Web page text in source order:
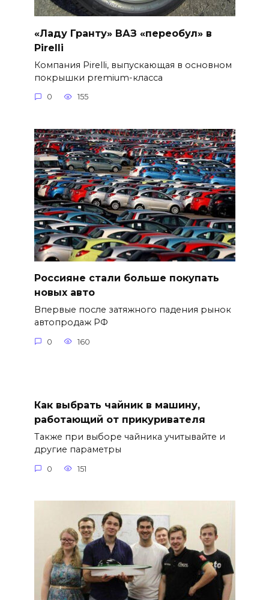
«Ладу Гранту» ВАЗ «переобул» в
Pirelli
Компания Pirelli, выпускающая в основном
покрышки premium-класса
0 155
Россияне стали больше покупать
новых авто
Впервые после затяжного падения рынок
автопродаж РФ
0 160
Как выбрать чайник в машину,
работающий от прикуривателя
Также при выборе чайника учитывайте и
другие параметры
0 151